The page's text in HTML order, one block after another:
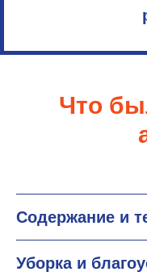
Что
Содержание и
Уборка и